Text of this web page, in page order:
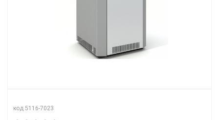
код 5116-7023